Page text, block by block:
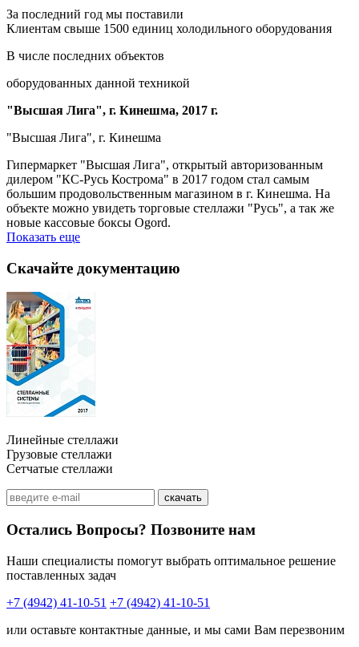
За последний год мы поставили
Клиентам свыше 1500 единиц холодильного оборудования
В числе последних объектов
оборудованных данной техникой
"Высшая Лига", г. Кинешма, 2017 г.
"Высшая Лига", г. Кинешма
Гипермаркет "Высшая Лига", открытый авторизованным
дилером "КС-Русь Кострома" в 2017 годом стал самым
большим продовольственным магазином в г. Кинешма. На
объекте можно увидеть торговые стеллажи "Русь", а так же
новые кассовые боксы Ogord.
Показать еще
Скачайте документацию
Линейные стеллажи
Грузовые стеллажи
Сетчатые стеллажи
скачать
Остались Вопросы? Позвоните нам
Наши специалисты помогут выбрать оптимальное решение
поставленных задач
+7 (4942) 41-10-51 +7 (4942) 41-10-51
или оставьте контактные данные, и мы сами Вам перезвоним